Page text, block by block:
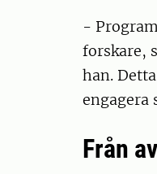
-
forskare,
han.
Från